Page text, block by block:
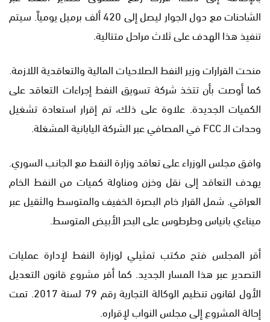
الشاحنات مع دول الجوار ليصل إلى 420 ألف برميل يومياً. سيتم
تنفيذ هذا الهدف على ثلاث مراحل متتالية.
منحت القرارات وزير النفط الصلاحيات المالية والتعاقدية اللازمة.
كما أوصت بأن تتخذ شركة تسويق النفط إجراءات التعاقد على
الكميات الجديدة. علاوة على ذلك، تم إقرار استعادة تشغيل
وحدات الـ FCC في المصافي عبر الشركة اليابانية المشغلة.
وافق مجلس الوزراء على تعاقد وزارة النفط مع الجانب السوري.
يهدف التعاقد إلى نقل وخزن ومناولة كميات من النفط الخام
العراقي. شمل القرار خام البصرة الخفيف والمتوسط والثقيل عبر
ميناءي بانياس وطرطوس على البحر الأبيض المتوسط.
أقر المجلس فتح مكتب تمثيلي لوزارة النفط لإدارة عمليات
التصدير عبر هذا المسار الجديد. كما أقر مشروع قانون التعديل
الأول لقانون تنظيم الوكالة التجارية رقم 79 لسنة 2017. تمت
إحالة المشروع إلى مجلس النواب لإقراره.